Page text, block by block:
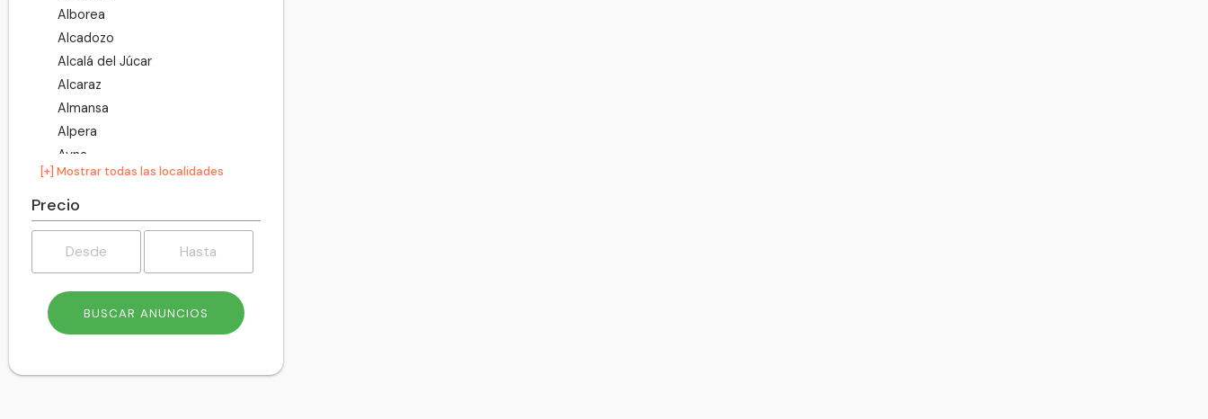
Alborea
Alcadozo
Alcalá del Júcar
Alcaraz
Almansa
Alpera
Ayna
Balazote
Ballestero
Balsa de Ves
Barrax
Bienservida
Bogarra
Bonete
[+] Mostrar todas las localidades
Precio